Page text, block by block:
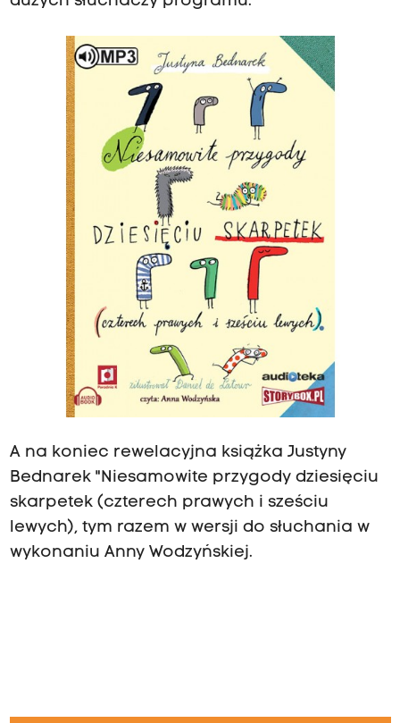
A na koniec rewelacyjna książka Justyny
Bednarek "Niesamowite przygody dziesięciu
skarpetek (czterech prawych i sześciu
lewych), tym razem w wersji do słuchania w
wykonaniu Anny Wodzyńskiej.